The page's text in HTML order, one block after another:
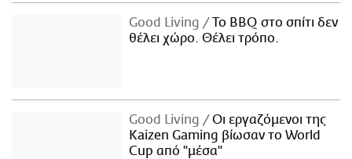
Good Living
Το BBQ στο σπίτι δεν
θέλει χώρο. Θέλει τρόπο.
Good Living
Οι εργαζόμενοι της
Kaizen Gaming βίωσαν το World
Cup από "μέσα"